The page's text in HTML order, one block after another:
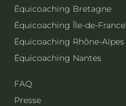
Équicoaching Bretagne
Équicoaching Île-de-France
Équicoaching Rhône-Alpes
Équicoaching Nantes
FAQ
Presse